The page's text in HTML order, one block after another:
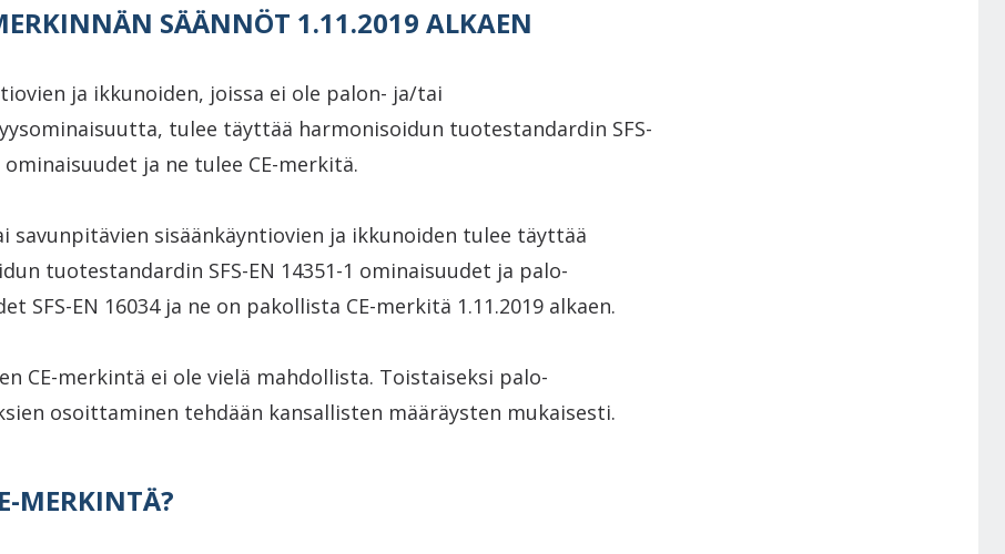
SÄÄNNÖT 1.11.2019 ALKAEN
ja ikkunoiden, joissa ei ole palon- ja/tai
tulee täyttää harmonisoidun tuotestandardin SFS-
ominaisuudet ja ne tulee CE-merkitä.
savunpitävien sisäänkäyntiovien ja ikkunoiden tulee täyttää
tuotestandardin SFS-EN 14351-1 ominaisuudet ja palo-
SFS-EN 16034 ja ne on pakollista CE-merkitä 1.11.2019 alkaen.
CE-merkintä ei ole vielä mahdollista. Toistaiseksi palo-
osoittaminen tehdään kansallisten määräysten mukaisesti.
MERKINTÄ?